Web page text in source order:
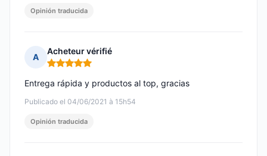
Opinión traducida
A
Acheteur vérifié
Nota: 5 de 5
Publicado el 04/06/2021 à 15h54
Entrega rápida y productos al top, gracias
Opinión traducida